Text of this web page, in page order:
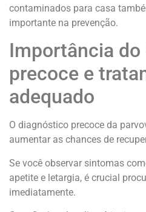
contaminados para casa
importante na prevenção.
Importância
precoce e
adequado
O diagnóstico precoce da
aumentar as chances de
Se você observar sintomas
apetite e letargia, é crucial
imediatamente.